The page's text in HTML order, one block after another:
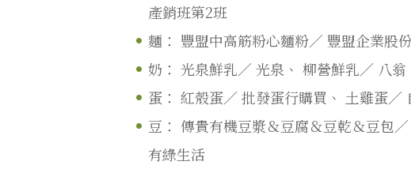
產銷班第2班
麵： 豐盟中高筋粉心麵粉／ 豐盟企業股
奶： 光泉鮮乳／ 光泉、 柳營鮮乳／ 八翁
蛋： 紅殼蛋／ 批發蛋行購買、 土雞蛋／
豆： 傳貴有機豆漿＆豆腐＆豆乾＆豆包／
有綠生活